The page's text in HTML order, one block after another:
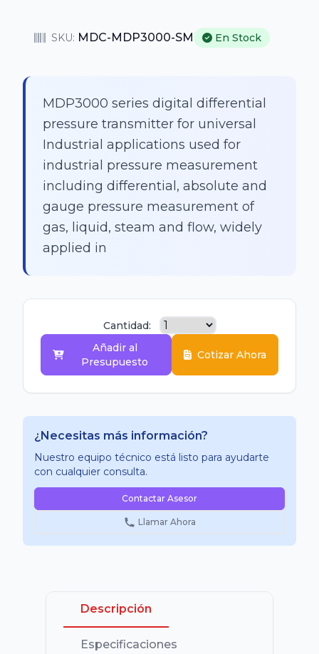
SKU: MDC-MDP3000-SM En Stock
MDP3000 series digital differential
pressure transmitter for universal
Industrial applications used for
industrial pressure measurement
including differential, absolute and
gauge pressure measurement of
gas, liquid, steam and flow, widely
applied in
Cantidad:
Añadir al
Presupuesto
Cotizar Ahora
¿Necesitas más información?
Nuestro equipo técnico está listo para ayudarte
con cualquier consulta.
Contactar Asesor
Llamar Ahora
Descripción
Especificaciones